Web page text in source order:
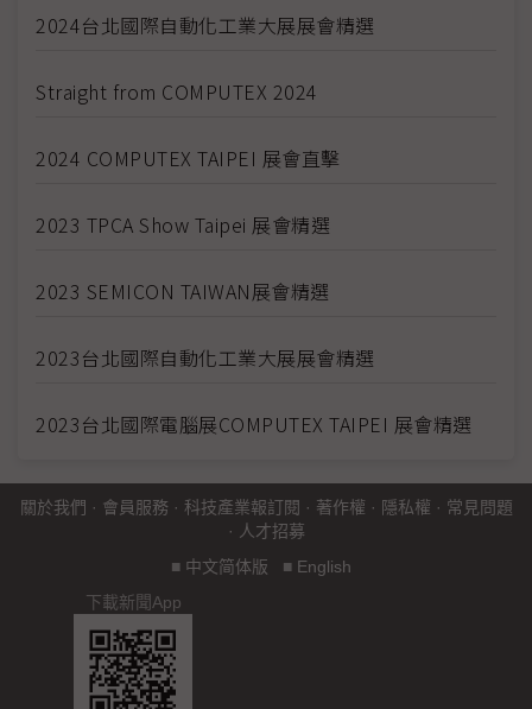
2024台北國際自動化工業大展展會精選
Straight from COMPUTEX 2024
2024 COMPUTEX TAIPEI 展會直擊
2023 TPCA Show Taipei 展會精選
2023 SEMICON TAIWAN展會精選
2023台北國際自動化工業大展展會精選
2023台北國際電腦展COMPUTEX TAIPEI 展會精選
關於我們 · 會員服務 · 科技產業報訂閱 · 著作權 · 隱私權 · 常見問題
· 人才招募
■ 中文简体版 ■ English
下載新聞App